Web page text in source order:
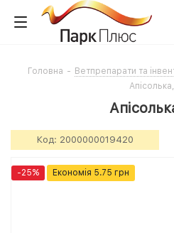
Головна - Ветпрепарати та
Код: 2000000019420
-25% Економія 5.75 грн